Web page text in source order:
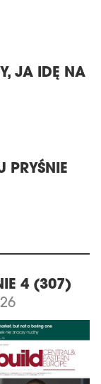
JA IDĘ NA
PRYŚNIE
4 (307)